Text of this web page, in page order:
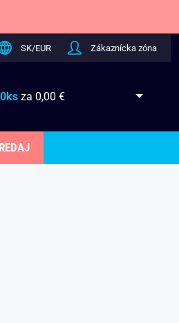
SK/EUR Zákaznícka zóna
0ksza 0,00 €